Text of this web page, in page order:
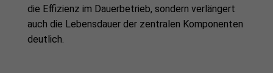
die Effizienz im Dauerbetrieb, sondern verlängert
auch die Lebensdauer der zentralen Komponenten
deutlich.